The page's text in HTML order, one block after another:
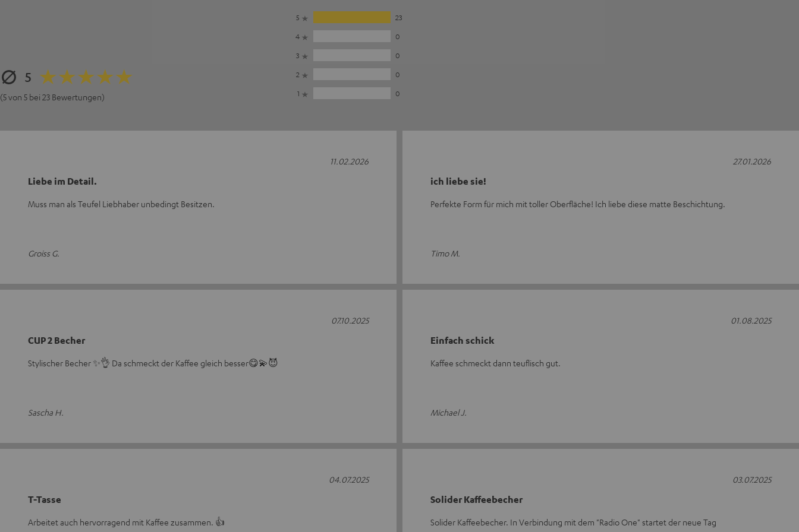
5
(5 von 5 bei 23 Bewertungen)
5
23
4
0
3
0
2
0
1
0
Liebe im Detail.
Muss man als Teufel Liebhaber unbedingt Besitzen.
Groiss G.
11.02.2026
ich liebe sie!
Perfekte Form für mich mit toller Oberfläche! Ich liebe diese matte Beschichtung.
Timo M.
27.01.2026
CUP 2 Becher
Stylischer Becher ✨️👌 Da schmeckt der Kaffee gleich besser😋💫😈
Sascha H.
07.10.2025
Einfach schick
Kaffee schmeckt dann teuflisch gut.
Michael J.
01.08.2025
T-Tasse
Arbeitet auch hervorragend mit Kaffee zusammen. 👍
04.07.2025
Solider Kaffeebecher
Solider Kaffeebecher. In Verbindung mit dem "Radio One" startet der neue Tag
03.07.2025